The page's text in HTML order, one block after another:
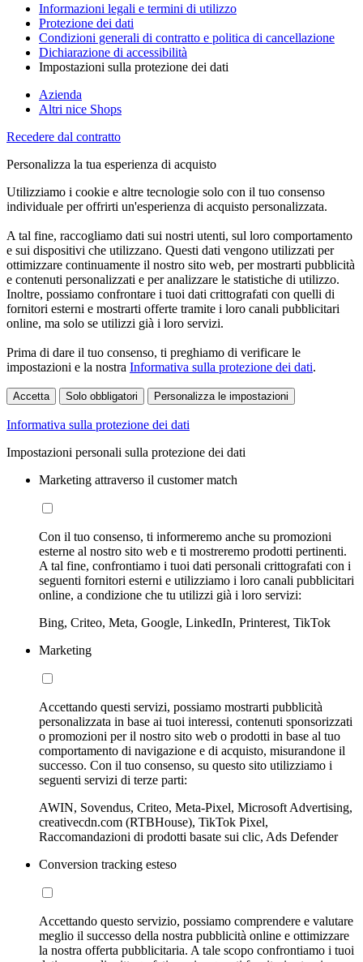
Informazioni legali e termini di utilizzo
Protezione dei dati
Condizioni generali di contratto e politica di cancellazione
Dichiarazione di accessibilità
Impostazioni sulla protezione dei dati
Azienda
Altri nice Shops
Recedere dal contratto
Personalizza la tua esperienza di acquisto
Utilizziamo i cookie e altre tecnologie solo con il tuo consenso
individuale per offrirti un'esperienza di acquisto personalizzata.
A tal fine, raccogliamo dati sui nostri utenti, sul loro comportamento
e sui dispositivi che utilizzano. Questi dati vengono utilizzati per
ottimizzare continuamente il nostro sito web, per mostrarti pubblicità
e contenuti personalizzati e per analizzare le statistiche di utilizzo.
Inoltre, possiamo confrontare i tuoi dati crittografati con quelli di
fornitori esterni e mostrarti offerte tramite i loro canali pubblicitari
online, ma solo se utilizzi già i loro servizi.
Prima di dare il tuo consenso, ti preghiamo di verificare le
impostazioni e la nostra Informativa sulla protezione dei dati.
Accetta Solo obbligatori Personalizza le impostazioni
Informativa sulla protezione dei dati
Impostazioni personali sulla protezione dei dati
Marketing attraverso il customer match
Con il tuo consenso, ti informeremo anche su promozioni
esterne al nostro sito web e ti mostreremo prodotti pertinenti.
A tal fine, confrontiamo i tuoi dati personali crittografati con i
seguenti fornitori esterni e utilizziamo i loro canali pubblicitari
online, a condizione che tu utilizzi già i loro servizi:
Bing, Criteo, Meta, Google, LinkedIn, Printerest, TikTok
Marketing
Accettando questi servizi, possiamo mostrarti pubblicità
personalizzata in base ai tuoi interessi, contenuti sponsorizzati
o promozioni per il nostro sito web o prodotti in base al tuo
comportamento di navigazione e di acquisto, misurandone il
successo. Con il tuo consenso, su questo sito utilizziamo i
seguenti servizi di terze parti:
AWIN, Sovendus, Criteo, Meta-Pixel, Microsoft Advertising,
creativecdn.com (RTBHouse), TikTok Pixel,
Raccomandazioni di prodotti basate sui clic, Ads Defender
Conversion tracking esteso
Accettando questo servizio, possiamo comprendere e valutare
meglio il successo della nostra pubblicità online e ottimizzare
la nostra offerta pubblicitaria. A tale scopo confrontiamo i tuoi